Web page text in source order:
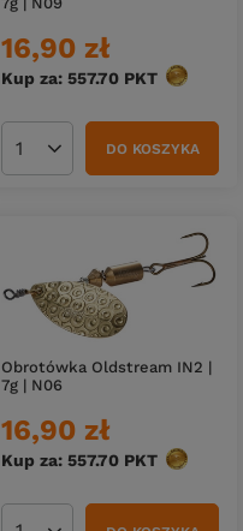
16,90 zł
Kup za: 557.70 PKT punktów
Ilość produktówDO KOSZYKA
Obrotówka Oldstream IN2 |
7g | N06
16,90 zł
Kup za: 557.70 PKT punktów